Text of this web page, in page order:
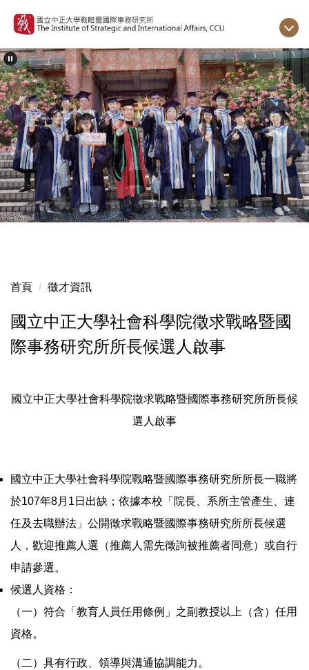
到
要
內
容
區
首頁 徵才資訊
國立中正大學社會科學院徵求戰略暨國
際事務研究所所長候選人啟事
國立中正大學社會科學院徵求戰略暨國際事務研究所所長候
選人啟事
國立中正大學社會科學院戰略暨國際事務研究所所長一職將
於107年8月1日出缺；依據本校「院長、系所主管產生、連
任及去職辦法」公開徵求戰略暨國際事務研究所所長候選
人，歡迎推薦人選（推薦人需先徵詢被推薦者同意）或自行
申請參選。
候選人資格：
（一）符合「教育人員任用條例」之副教授以上（含）任用
資格。
（二）具有行政、領導與溝通協調能力。